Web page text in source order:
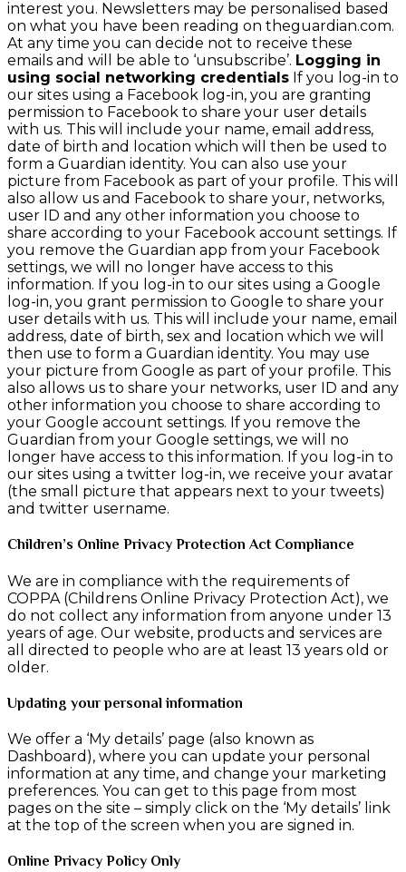
interest you. Newsletters may be personalised based
on what you have been reading on theguardian.com.
At any time you can decide not to receive these
emails and will be able to ‘unsubscribe’. Logging in
using social networking credentials If you log-in to
our sites using a Facebook log-in, you are granting
permission to Facebook to share your user details
with us. This will include your name, email address,
date of birth and location which will then be used to
form a Guardian identity. You can also use your
picture from Facebook as part of your profile. This will
also allow us and Facebook to share your, networks,
user ID and any other information you choose to
share according to your Facebook account settings. If
you remove the Guardian app from your Facebook
settings, we will no longer have access to this
information. If you log-in to our sites using a Google
log-in, you grant permission to Google to share your
user details with us. This will include your name, email
address, date of birth, sex and location which we will
then use to form a Guardian identity. You may use
your picture from Google as part of your profile. This
also allows us to share your networks, user ID and any
other information you choose to share according to
your Google account settings. If you remove the
Guardian from your Google settings, we will no
longer have access to this information. If you log-in to
our sites using a twitter log-in, we receive your avatar
(the small picture that appears next to your tweets)
and twitter username.
Children’s Online Privacy Protection Act Compliance
We are in compliance with the requirements of
COPPA (Childrens Online Privacy Protection Act), we
do not collect any information from anyone under 13
years of age. Our website, products and services are
all directed to people who are at least 13 years old or
older.
Updating your personal information
We offer a ‘My details’ page (also known as
Dashboard), where you can update your personal
information at any time, and change your marketing
preferences. You can get to this page from most
pages on the site – simply click on the ‘My details’ link
at the top of the screen when you are signed in.
Online Privacy Policy Only